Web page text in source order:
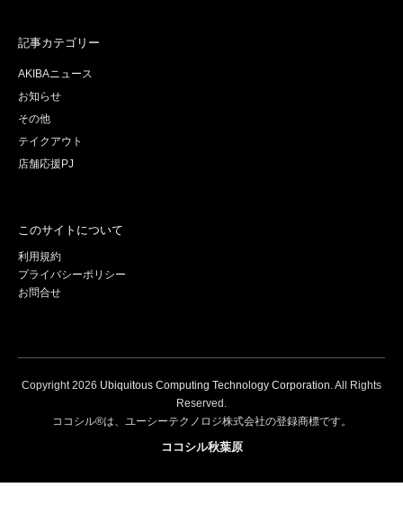
記事カテゴリー
AKIBAニュース
お知らせ
その他
テイクアウト
店舗応援PJ
このサイトについて
利用規約
プライバシーポリシー
お問合せ
Copyright2026 Ubiquitous Computing Technology Corporation. All Rights
Reserved.
ココシル®は、ユーシーテクノロジ株式会社の登録商標です。
ココシル秋葉原